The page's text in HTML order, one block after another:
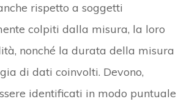
rispetto a soggetti
colpiti dalla misura, la loro
nonché la durata della misura
di dati coinvolti. Devono,
identificati in modo puntuale